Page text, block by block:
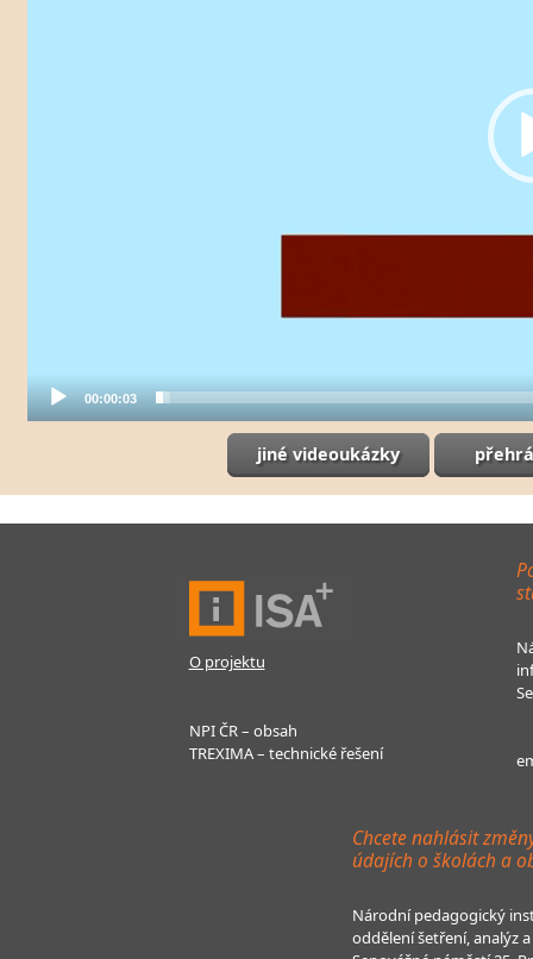
00:00:03
jiné videoukázky
O projektu
NPI ČR – obsah
TREXIMA – technické řešení
Chcete nahlásit
údajích o školách a
Národní pedagogický
oddělení šetření, analýz